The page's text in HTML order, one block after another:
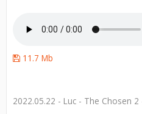
11.7 Mb
2022.05.22 - Luc - The Chosen